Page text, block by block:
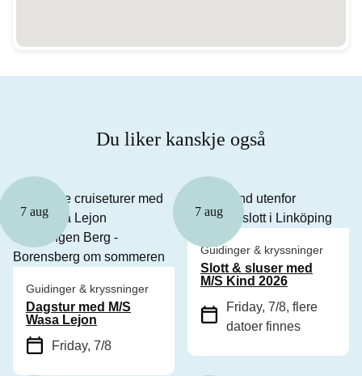
Du liker kanskje også
7 aug
Guidinger & kryssninger
Dagstur med M/S
Wasa Lejon
Friday, 7/8
7 aug
Guidinger & kryssninger
Slott & sluser med
M/S Kind 2026
Friday, 7/8, flere
datoer finnes